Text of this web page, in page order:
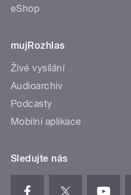
eShop
mujRozhlas
Živé vysílání
Audioarchiv
Podcasty
Mobilní aplikace
Sledujte nás